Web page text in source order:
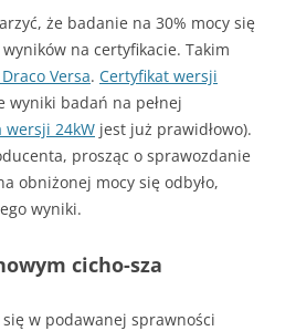
że badanie na 30% mocy się
na certyfikacie. Takim
Versa. Certyfikat wersji
wyniki badań na pełnej
wersji 24kW jest już prawidłowo).
prosząc o sprawozdanie
obniżonej mocy się odbyło,
wyniki.
cicho-sza
w podawanej sprawności